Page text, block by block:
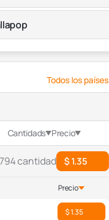
Todos los países
Cantidads Precio
794 cantidad $ 1.35
Precio
$ 1.35